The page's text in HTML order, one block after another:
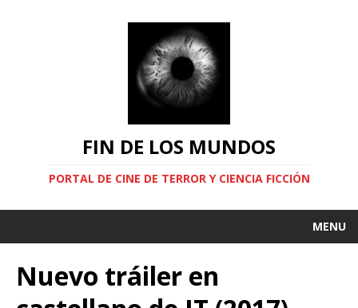
FIN DE LOS MUNDOS
PORTAL DE CINE DE TERROR Y CIENCIA FICCIÓN
MENU
Nuevo tráiler en